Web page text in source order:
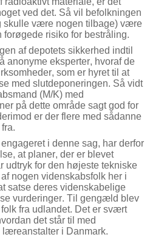
ved det. Så vil befolkningen
skulle være nogen tilbage) være
forøgede risiko for bestråling.
af depotets sikkerhed indtil
eksperter, hvoraf de
som er hyret til at
med slutdeponeringen. Så vidt
(M/K) med
på dette område sagt god for
er der flere med sådanne
i denne sag, har derfor
at planer, der er blevet
udtryk for den højeste tekniske
nogen videnskabsfolk her i
satse deres videnskabelige
vurderinger. Til gengæld blev
fra udlandet. Det er svært
det står til med
i Danmark.